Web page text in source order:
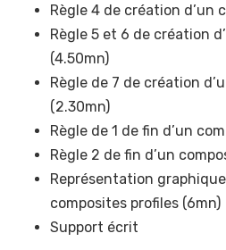
Règle 4 de création d’un
Règle 5 et 6 de création
(4.50mn)
Règle de 7 de création
(2.30mn)
Règle de 1 de fin d’un
Règle 2 de fin d’un
Représentation
composites profiles (6mn)
Support écrit